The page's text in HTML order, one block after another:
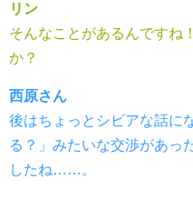
リン
そんなことがあるんですね
か？
西原さん
後はちょっとシビアな話に
る？」みたいな交渉があっ
したね……。